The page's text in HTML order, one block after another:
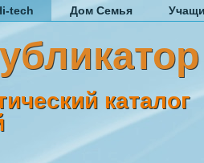
tech Дом Семья
каталог